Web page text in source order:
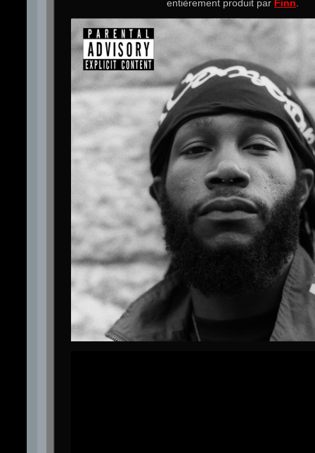
entièrement produit par Finn